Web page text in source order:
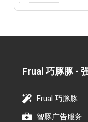
Frual 巧豚豚 -
Frual 巧豚豚
智豚广告服务